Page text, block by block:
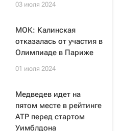
03 июля 2024
МОК: Калинская
отказалась от участия в
Олимпиаде в Париже
01 июля 2024
Медведев идет на
пятом месте в рейтинге
ATP перед стартом
Уимблдона